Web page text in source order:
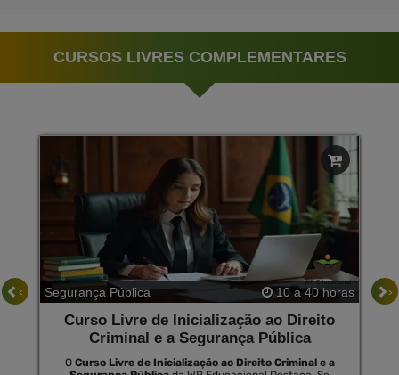
CURSOS LIVRES COMPLEMENTARES
Segurança Pública 10 a 40 horas
Curso Livre de Inicialização ao Direito
Criminal e a Segurança Pública
O Curso Livre de Inicialização ao Direito Criminal e a
‹ ›